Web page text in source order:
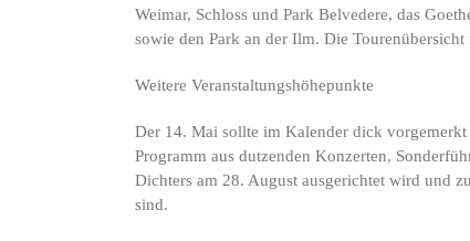
Weimar, Schloss und Park Belvedere, das
sowie den Park an der Ilm. Die Tourenübersicht
Weitere Veranstaltungshöhepunkte
Der 14. Mai sollte im Kalender dick
Programm aus dutzenden Konzerten,
Dichters am 28. August ausgerichtet wird und
sind.